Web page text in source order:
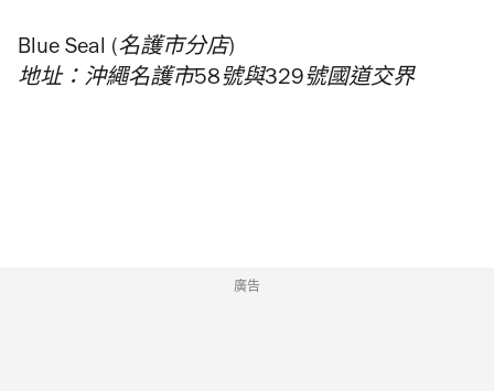
Blue Seal (名護市分店)
地址：沖繩名護市58號與329號國道交界
廣告